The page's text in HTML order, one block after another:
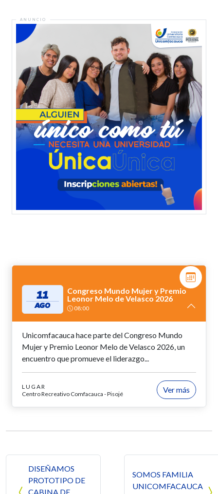
11
AGO
Congreso Mundo Mujer y Premio
Leonor Melo de Velasco 2026
08:00
Unicomfacauca hace parte del Congreso Mundo
Mujer y Premio Leonor Melo de Velasco 2026, un
encuentro que promueve el liderazgo...
LUGAR
Centro Recreativo Comfacauca - Pisojé
Ver más
Navegación de entradas
DISEÑAMOS
PROTOTIPO DE
CABINA DE
SOMOS FAMILIA
UNICOMFACAUCA